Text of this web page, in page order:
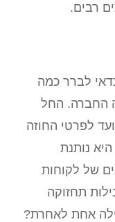
רבים.
לברר כמה
החברה. החל
לפרטי החוזה
נותנת
של לקוחות
תחזוקה
אחת לאחרת?